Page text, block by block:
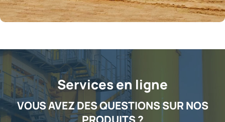
Services en ligne
VOUS AVEZ DES QUESTIONS SUR NOS